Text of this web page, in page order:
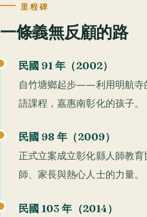
里程碑
一條義無反顧的路
民國 91 年（2002）
自竹塘鄉起步——利用明航寺
語課程，嘉惠南彰化的孩子。
民國 98 年（2009）
正式立案成立彰化縣人師教
師、家長與熱心人士的力量。
民國 103 年（2014）